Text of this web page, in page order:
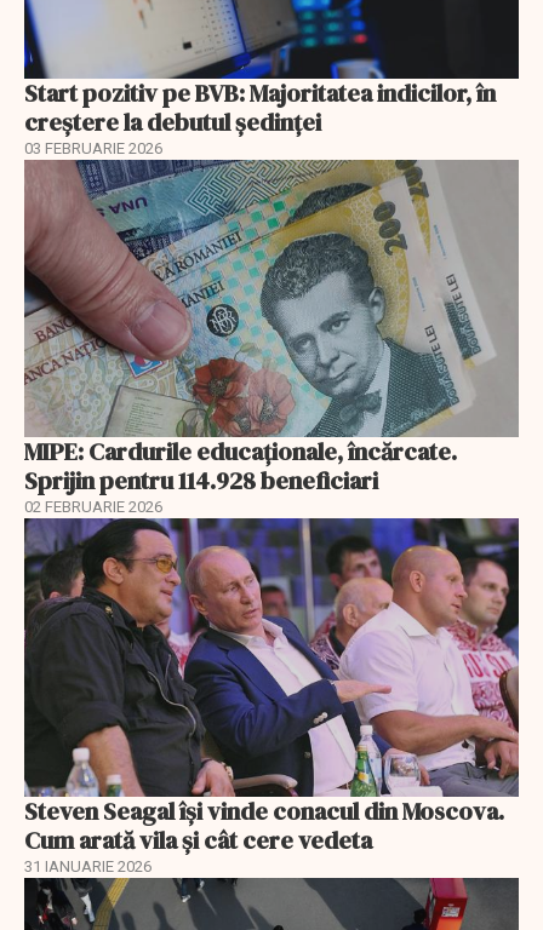
Start pozitiv pe BVB: Majoritatea indicilor, în
creştere la debutul şedinţei
03 FEBRUARIE 2026
MIPE: Cardurile educaţionale, încărcate.
Sprijin pentru 114.928 beneficiari
02 FEBRUARIE 2026
Steven Seagal își vinde conacul din Moscova.
Cum arată vila și cât cere vedeta
31 IANUARIE 2026